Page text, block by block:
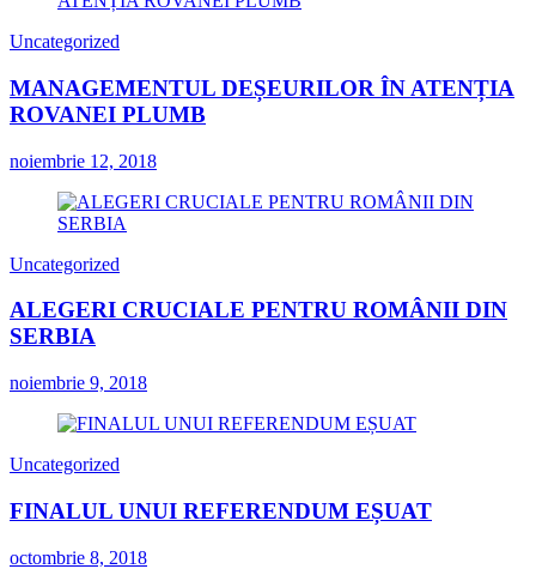
Uncategorized
MANAGEMENTUL DEȘEURILOR ÎN ATENȚIA
ROVANEI PLUMB
noiembrie 12, 2018
Uncategorized
ALEGERI CRUCIALE PENTRU ROMÂNII DIN
SERBIA
noiembrie 9, 2018
Uncategorized
FINALUL UNUI REFERENDUM EȘUAT
octombrie 8, 2018